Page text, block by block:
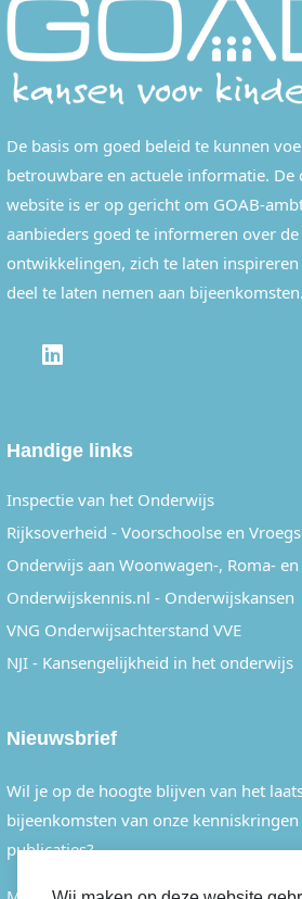
De basis om goed beleid te kunnen
betrouwbare en actuele informatie. De
website is er op gericht om GOAB-
aanbieders goed te informeren over
ontwikkelingen, zich te laten
deel te laten nemen aan bijeenkomsten.
Handige links
Inspectie van het Onderwijs
Rijksoverheid - Voorschoolse en
Onderwijs aan Woonwagen-, Roma-
Onderwijskennis.nl - Onderwijskansen
VNG Onderwijsachterstand VVE
NJI - Kansengelijkheid in het onderwijs
Nieuwsbrief
Wil je op de hoogte blijven van het
bijeenkomsten van onze
publicaties?